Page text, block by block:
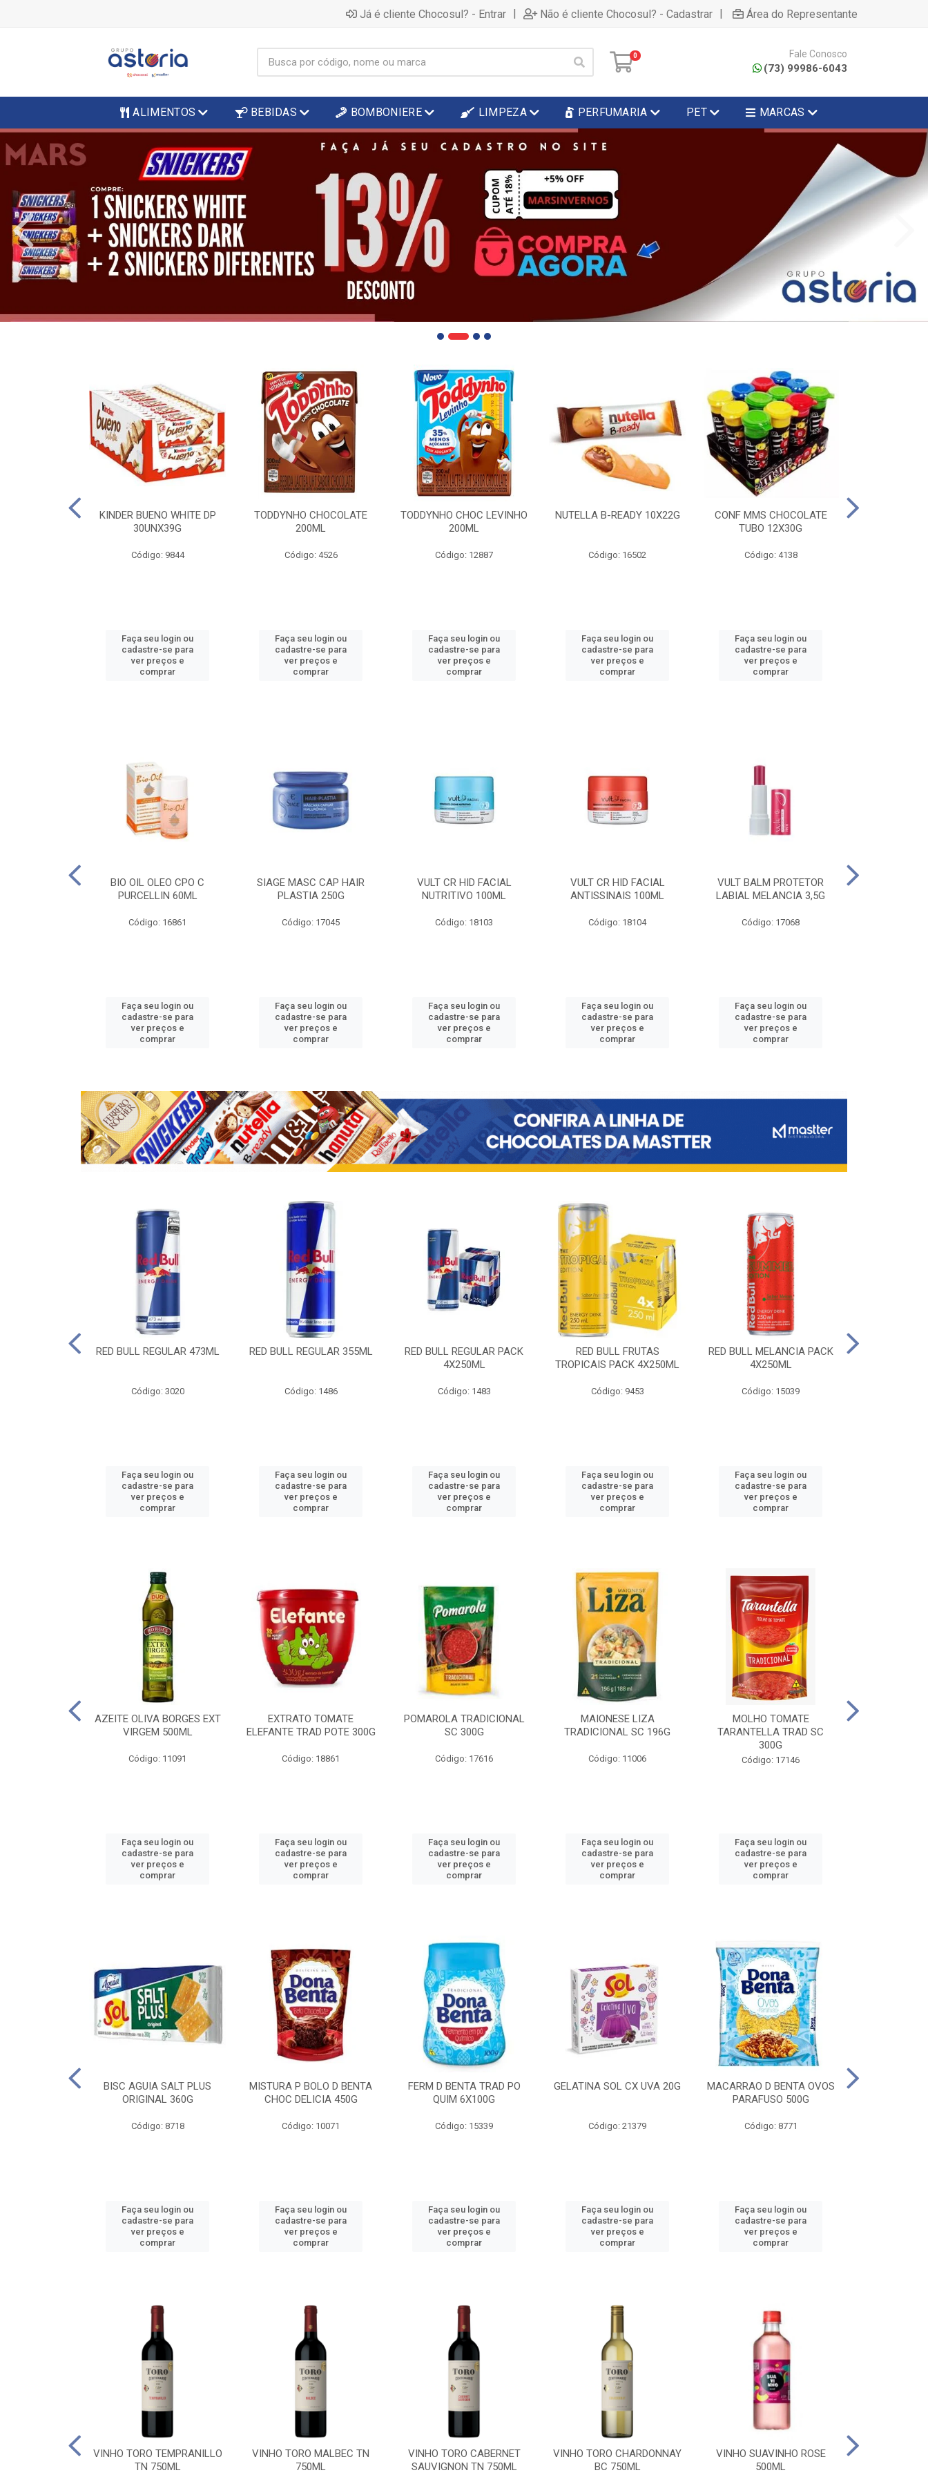
Já é cliente Chocosul? - Entrar | Não é cliente Chocosul? - Cadastrar | Área do Representante
0 Fale Conosco
(73) 99986-6043
ALIMENTOS BEBIDAS BOMBONIERE LIMPEZA PERFUMARIA PET MARCAS
KINDER BUENO WHITE DP
30UNX39G
Código: 9844
Faça seu login ou
cadastre-se para
ver preços e
comprar
TODDYNHO CHOCOLATE
200ML
Código: 4526
Faça seu login ou
cadastre-se para
ver preços e
comprar
TODDYNHO CHOC LEVINHO
200ML
Código: 12887
Faça seu login ou
cadastre-se para
ver preços e
comprar
NUTELLA B-READY 10X22G
Código: 16502
Faça seu login ou
cadastre-se para
ver preços e
comprar
CONF MMS CHOCOLATE
TUBO 12X30G
Código: 4138
Faça seu login ou
cadastre-se para
ver preços e
comprar
BIO OIL OLEO CPO C
PURCELLIN 60ML
Código: 16861
Faça seu login ou
cadastre-se para
ver preços e
comprar
SIAGE MASC CAP HAIR
PLASTIA 250G
Código: 17045
Faça seu login ou
cadastre-se para
ver preços e
comprar
VULT CR HID FACIAL
NUTRITIVO 100ML
Código: 18103
Faça seu login ou
cadastre-se para
ver preços e
comprar
VULT CR HID FACIAL
ANTISSINAIS 100ML
Código: 18104
Faça seu login ou
cadastre-se para
ver preços e
comprar
VULT BALM PROTETOR
LABIAL MELANCIA 3,5G
Código: 17068
Faça seu login ou
cadastre-se para
ver preços e
comprar
RED BULL REGULAR 473ML
Código: 3020
Faça seu login ou
cadastre-se para
ver preços e
comprar
RED BULL REGULAR 355ML
Código: 1486
Faça seu login ou
cadastre-se para
ver preços e
comprar
RED BULL REGULAR PACK
4X250ML
Código: 1483
Faça seu login ou
cadastre-se para
ver preços e
comprar
RED BULL FRUTAS
TROPICAIS PACK 4X250ML
Código: 9453
Faça seu login ou
cadastre-se para
ver preços e
comprar
RED BULL MELANCIA PACK
4X250ML
Código: 15039
Faça seu login ou
cadastre-se para
ver preços e
comprar
AZEITE OLIVA BORGES EXT
VIRGEM 500ML
Código: 11091
Faça seu login ou
cadastre-se para
ver preços e
comprar
EXTRATO TOMATE
ELEFANTE TRAD POTE 300G
Código: 18861
Faça seu login ou
cadastre-se para
ver preços e
comprar
POMAROLA TRADICIONAL
SC 300G
Código: 17616
Faça seu login ou
cadastre-se para
ver preços e
comprar
MAIONESE LIZA
TRADICIONAL SC 196G
Código: 11006
Faça seu login ou
cadastre-se para
ver preços e
comprar
MOLHO TOMATE
TARANTELLA TRAD SC
300G
Código: 17146
Faça seu login ou
cadastre-se para
ver preços e
comprar
BISC AGUIA SALT PLUS
ORIGINAL 360G
Código: 8718
Faça seu login ou
cadastre-se para
ver preços e
comprar
MISTURA P BOLO D BENTA
CHOC DELICIA 450G
Código: 10071
Faça seu login ou
cadastre-se para
ver preços e
comprar
FERM D BENTA TRAD PO
QUIM 6X100G
Código: 15339
Faça seu login ou
cadastre-se para
ver preços e
comprar
GELATINA SOL CX UVA 20G
Código: 21379
Faça seu login ou
cadastre-se para
ver preços e
comprar
MACARRAO D BENTA OVOS
PARAFUSO 500G
Código: 8771
Faça seu login ou
cadastre-se para
ver preços e
comprar
VINHO TORO TEMPRANILLO
TN 750ML
VINHO TORO MALBEC TN
750ML
VINHO TORO CABERNET
SAUVIGNON TN 750ML
VINHO TORO CHARDONNAY
BC 750ML
VINHO SUAVINHO ROSE
500ML